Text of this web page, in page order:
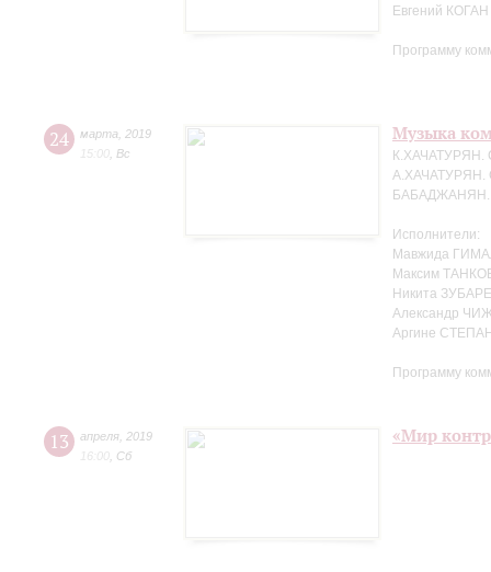
Евгений
Программу
24 марта
2019
15:00 Вс
Музыка
К.ХАЧАТУРЯН.
А.ХАЧАТУРЯН.
БАБАДЖАНЯН.
Исполнители:
Мавжида
Максим
Никита
Александр
Аргине
Программу
13 апреля 2019
16:00 Сб
«Мир